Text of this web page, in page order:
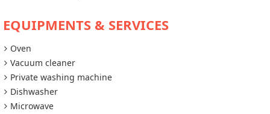
EQUIPMENTS & SERVICES
Oven
Vacuum cleaner
Private washing machine
Dishwasher
Microwave